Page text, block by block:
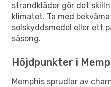
strandkläder gör det
klimatet. Ta med
solskyddsmedel eller ett
säsong.
Höjdpunkter i
Memphis sprudlar av